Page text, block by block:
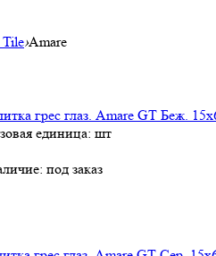
›Amare
грес глаз. Amare GT Беж.
единица: шт
под заказ